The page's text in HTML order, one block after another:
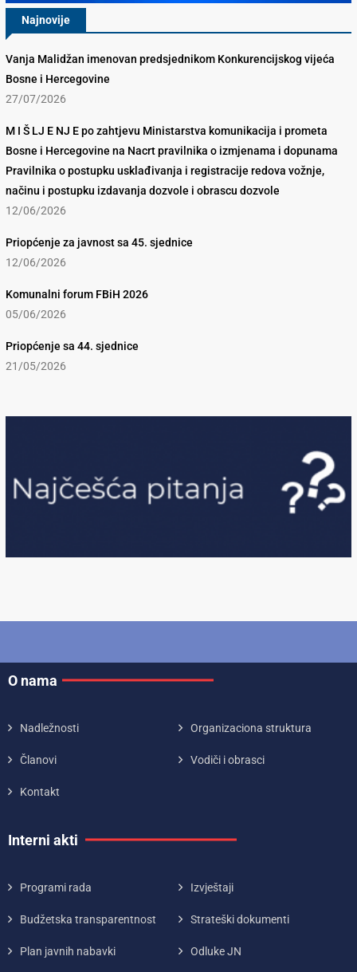
Najnovije
Vanja Malidžan imenovan predsjednikom Konkurencijskog vijeća
Bosne i Hercegovine
27/07/2026
M I Š LJ E NJ E po zahtjevu Ministarstva komunikacija i prometa
Bosne i Hercegovine na Nacrt pravilnika o izmjenama i dopunama
Pravilnika o postupku usklađivanja i registracije redova vožnje,
načinu i postupku izdavanja dozvole i obrascu dozvole
12/06/2026
Priopćenje za javnost sa 45. sjednice
12/06/2026
Komunalni forum FBiH 2026
05/06/2026
Priopćenje sa 44. sjednice
21/05/2026
O nama
Nadležnosti Organizaciona struktura
Članovi Vodiči i obrasci
Kontakt
Interni akti
Programi rada Izvještaji
Budžetska transparentnost Strateški dokumenti
Plan javnih nabavki Odluke JN